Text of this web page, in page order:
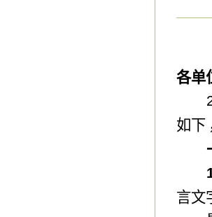
各单
如下
言文